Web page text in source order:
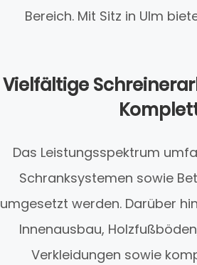
Bereich. Mit Sitz in Ulm
Vielfältige
Das Leistungsspektrum
Schranksystemen sowie
umgesetzt werden. Darüber
Innenausbau,
Verkleidungen sowie